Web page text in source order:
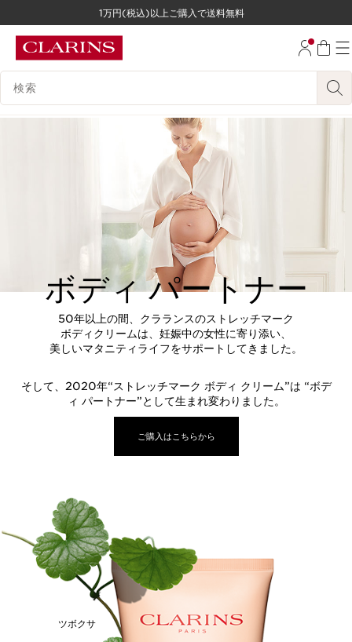
コンテンツへ移動
1万円(税込)以上ご購入で送料無料
検索候補
ボディ パートナー
50年以上の間、クラランスのストレッチマーク
ボディクリームは、妊娠中の女性に寄り添い、
美しいマタニティライフをサポートしてきました。
そして、2020年“ストレッチマーク ボディ クリーム”は “ボデ
ィ パートナー”として生まれ変わりました。
ご購入はこちらから
ツボクサ